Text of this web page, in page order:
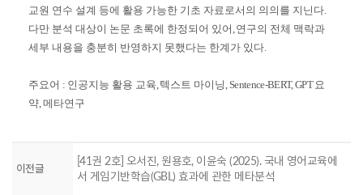
교원 연수 설계 등에 활용 가능한 기초 자료로서의 의의를 지닌다.
다만 분석 대상이 논문 초록에 한정되어 있어 ,연구의 전체 맥락과
세부 내용을 충분히 반영하지 못했다는 한계가 있다.
주요어 : 인공지능 활용 교육,텍스트 마이닝 , Sentence-BERT, GPT요
약,메타연구
이전글
[41권 2호] 오서진, 원용호, 이윤숙 (2025). 국내 영어교육에
서 게임기반학습(GBL) 효과에 관한 메타분석